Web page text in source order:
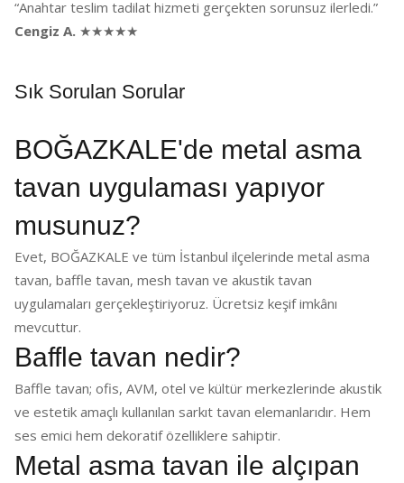
“Anahtar teslim tadilat hizmeti gerçekten sorunsuz ilerledi.”
Cengiz A. ★★★★★
Sık Sorulan Sorular
BOĞAZKALE'de metal asma
tavan uygulaması yapıyor
musunuz?
Evet, BOĞAZKALE ve tüm İstanbul ilçelerinde metal asma
tavan, baffle tavan, mesh tavan ve akustik tavan
uygulamaları gerçekleştiriyoruz. Ücretsiz keşif imkânı
mevcuttur.
Baffle tavan nedir?
Baffle tavan; ofis, AVM, otel ve kültür merkezlerinde akustik
ve estetik amaçlı kullanılan sarkıt tavan elemanlarıdır. Hem
ses emici hem dekoratif özelliklere sahiptir.
Metal asma tavan ile alçıpan